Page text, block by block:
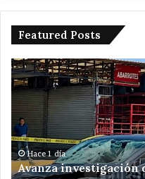
Featured Posts
Avanza
investigación
después
de
ejecución
de
hermanos
cerca
Hace 1 día
Avanza investigación